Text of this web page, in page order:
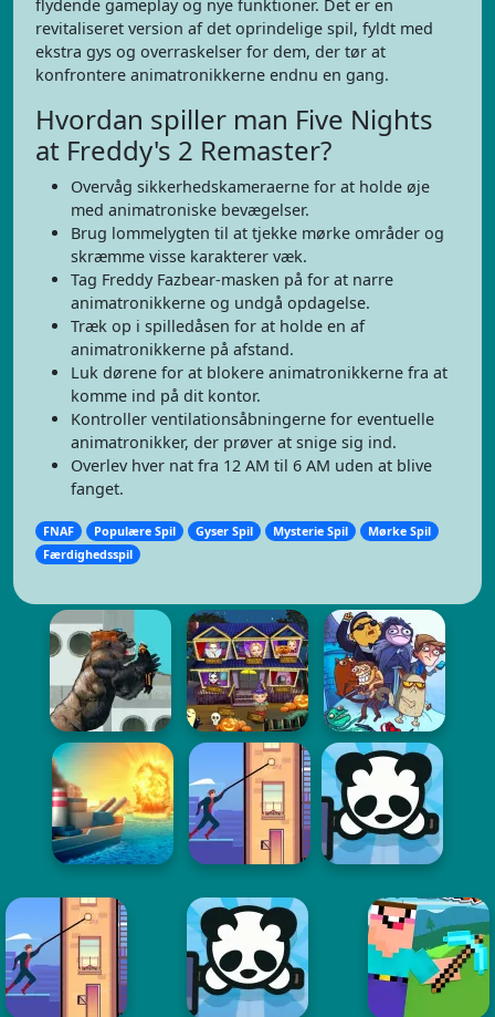
flydende gameplay og nye funktioner. Det er en
revitaliseret version af det oprindelige spil, fyldt med
ekstra gys og overraskelser for dem, der tør at
konfrontere animatronikkerne endnu en gang.
Hvordan spiller man Five Nights
at Freddy's 2 Remaster?
Overvåg sikkerhedskameraerne for at holde øje
med animatroniske bevægelser.
Brug lommelygten til at tjekke mørke områder og
skræmme visse karakterer væk.
Tag Freddy Fazbear-masken på for at narre
animatronikkerne og undgå opdagelse.
Træk op i spilledåsen for at holde en af
animatronikkerne på afstand.
Luk dørene for at blokere animatronikkerne fra at
komme ind på dit kontor.
Kontroller ventilationsåbningerne for eventuelle
animatronikker, der prøver at snige sig ind.
Overlev hver nat fra 12 AM til 6 AM uden at blive
fanget.
FNAF Populære Spil Gyser Spil Mysterie Spil
Mørke Spil
Færdighedsspil